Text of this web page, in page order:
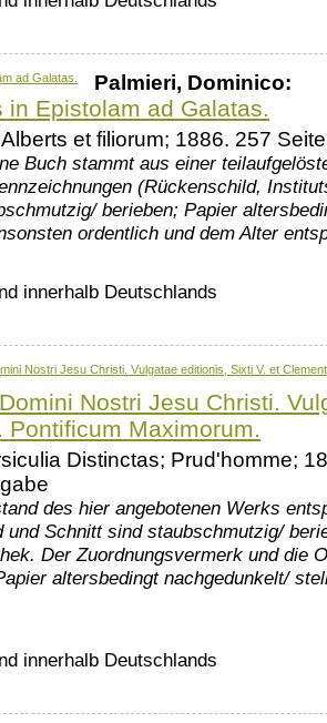
Palmieri, Dominico:
in Epistolam ad Galatas.
et filiorum; 1886. 257
Buch stammt aus einer
(Rückenschild,
berieben; Papier
ordentlich und dem Alter
innerhalb Deutschlands
Nostri Jesu Christi.
Pontificum Maximorum.
Distinctas; Prud'homme;
des hier angebotenen Werks
und Schnitt sind staubschmutzig/
Der Zuordnungsvermerk und die
altersbedingt nachgedunkelt/
innerhalb Deutschlands